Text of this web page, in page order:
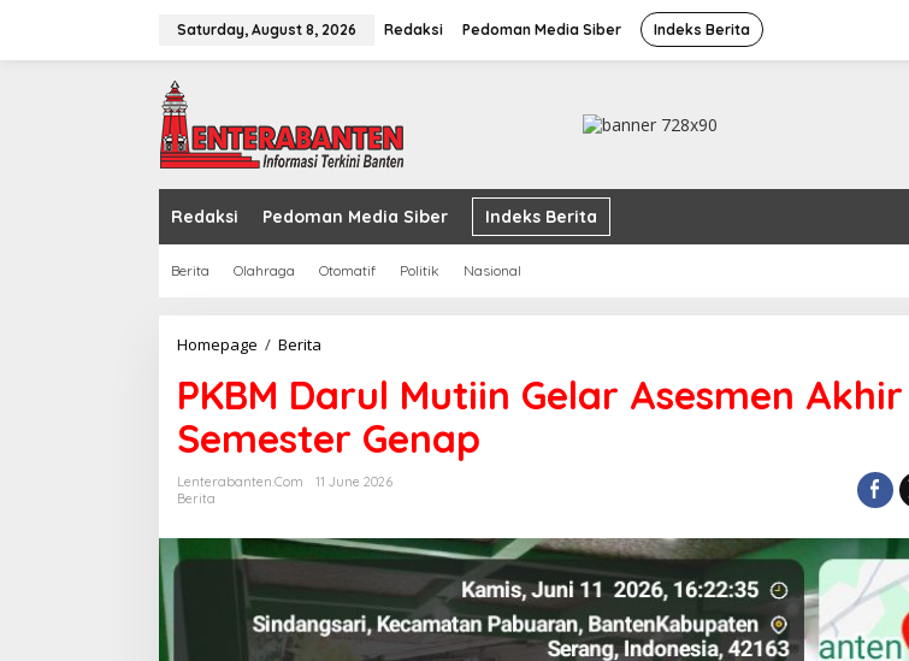
Saturday, August 8, 2026 Redaksi Pedoman Media Siber Indeks Berita
Redaksi Pedoman Media Siber Indeks Berita
Berita Olahraga Otomatif Politik Nasional
Homepage / Berita
Mutiin
Gelar
Asesmen
Akhir
Semester
PKBM Darul Mutiin Gelar Asesmen Akhir
Semester Genap
Lenterabanten.com
11 June 2026
Berita